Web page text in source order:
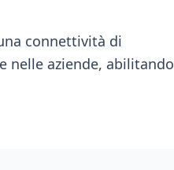
connettività di
nelle aziende, abilitando